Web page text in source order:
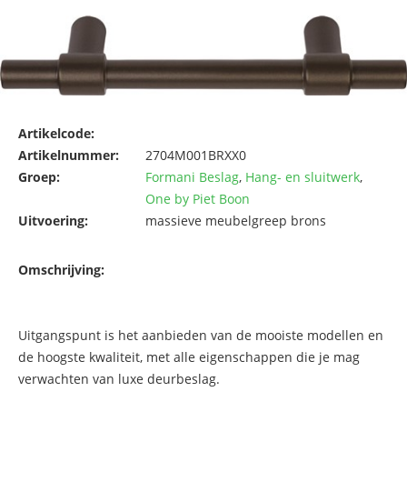
Artikelcode:
Artikelnummer:
2704M001BRXX0
Groep:
Formani Beslag, Hang- en sluitwerk,
One by Piet Boon
Uitvoering:
massieve meubelgreep brons
Omschrijving:
Uitgangspunt is het aanbieden van de mooiste modellen en
de hoogste kwaliteit, met alle eigenschappen die je mag
verwachten van luxe deurbeslag.